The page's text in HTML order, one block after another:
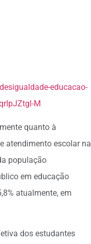
educacao-
M
quanto à
atendimento escolar na
população
em educação
atualmente, em
dos estudantes